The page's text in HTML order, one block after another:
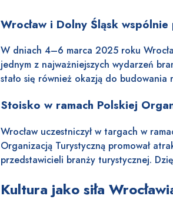
Wrocław i Dolny Śląsk
W dniach 4–6 marca 2025 roku
jednym z najważniejszych wydarzeń
stało się również okazją do
Stoisko w ramach Polskiej
Wrocław uczestniczył w targach w
Organizacją Turystyczną promował
przedstawicieli branży turystycznej.
Kultura jako siła